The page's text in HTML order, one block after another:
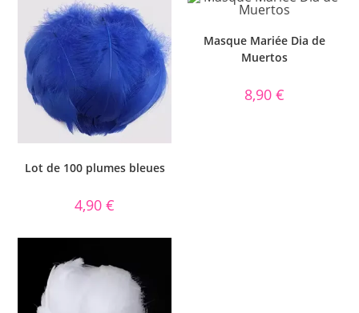
Lot de 100 plumes bleues
4,90€
Masque Mariée Dia de
Muertos
8,90 €